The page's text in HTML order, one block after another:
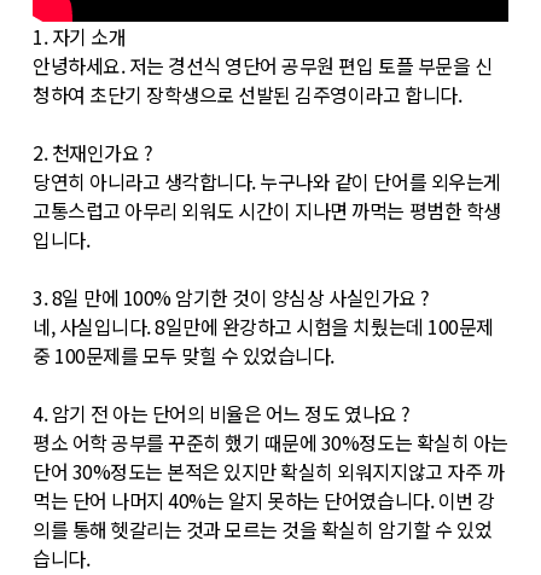
1. 자기 소개
안녕하세요. 저는 경선식 영단어 공무원 편입 토플 부문을 신
청하여 초단기 장학생으로 선발된 김주영이라고 합니다.
2. 천재인가요 ?
당연히 아니라고 생각합니다. 누구나와 같이 단어를 외우는게
고통스럽고 아무리 외워도 시간이 지나면 까먹는 평범한 학생
입니다.
3. 8일 만에 100% 암기한 것이 양심상 사실인가요 ?
네, 사실입니다. 8일만에 완강하고 시험을 치뤘는데 100문제
중 100문제를 모두 맞힐 수 있었습니다.
4. 암기 전 아는 단어의 비율은 어느 정도 였나요 ?
평소 어학 공부를 꾸준히 했기 때문에 30%정도는 확실히 아는
단어 30%정도는 본적은 있지만 확실히 외워지지않고 자주 까
먹는 단어 나머지 40%는 알지 못하는 단어였습니다. 이번 강
의를 통해 헷갈리는 것과 모르는 것을 확실히 암기할 수 있었
습니다.